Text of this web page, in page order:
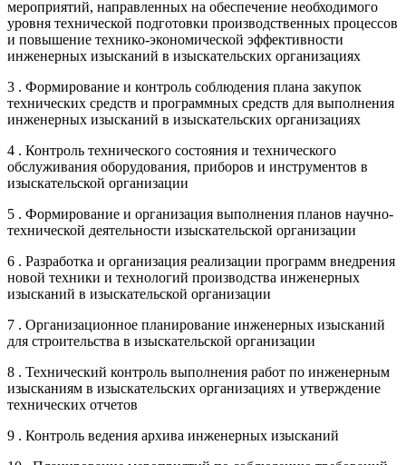
мероприятий, направленных на обеспечение необходимого
уровня технической подготовки производственных процессов
и повышение технико-экономической эффективности
инженерных изысканий в изыскательских организациях
3 . Формирование и контроль соблюдения плана закупок
технических средств и программных средств для выполнения
инженерных изысканий в изыскательских организациях
4 . Контроль технического состояния и технического
обслуживания оборудования, приборов и инструментов в
изыскательской организации
5 . Формирование и организация выполнения планов научно-
технической деятельности изыскательской организации
6 . Разработка и организация реализации программ внедрения
новой техники и технологий производства инженерных
изысканий в изыскательской организации
7 . Организационное планирование инженерных изысканий
для строительства в изыскательской организации
8 . Технический контроль выполнения работ по инженерным
изысканиям в изыскательских организациях и утверждение
технических отчетов
9 . Контроль ведения архива инженерных изысканий